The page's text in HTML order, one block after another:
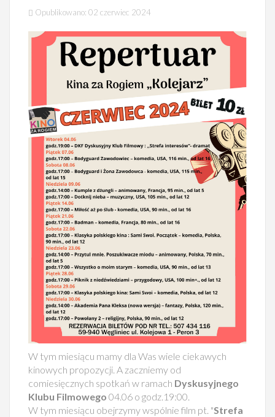
Opublikowano: 02 czerwiec 2024
W tym miesiącu mamy dla Was wiele ciekawych
kinowych propozycji. A zaczniemy od
comiesięcznych spotkań w ramach Dyskusyjnego
Klubu Filmowego 04.06 o godz.19:00.
W tym miesiącu obejrzymy wspólnie film pt. "Strefa